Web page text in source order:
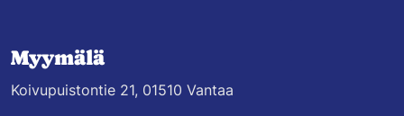
Myymälä
Koivupuistontie 21, 01510 Vantaa